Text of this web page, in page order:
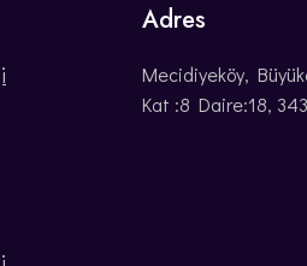
Adres
Mecidiyeköy,
Kat :8 Daire:18,